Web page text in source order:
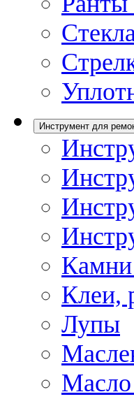
Стекла
Инструмент для
Камни
Клеи,
Лупы
Масло